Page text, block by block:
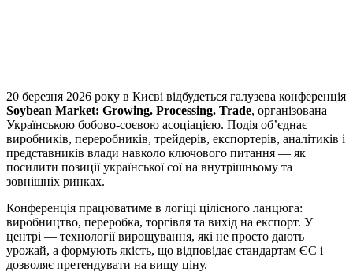
Link
Print
20 березня 2026 року в Києві відбудеться галузева конференція
Soybean Market: Growing. Processing. Trade, організована
Українською бобово-соєвою асоціацією. Подія об’єднає
виробників, переробників, трейдерів, експортерів, аналітиків і
представників влади навколо ключового питання — як
посилити позиції української сої на внутрішньому та
зовнішніх ринках.
Конференція працюватиме в логіці цілісного ланцюга:
виробництво, переробка, торгівля та вихід на експорт. У
центрі — технології вирощування, які не просто дають
урожай, а формують якість, що відповідає стандартам ЄС і
дозволяє претендувати на вищу ціну.